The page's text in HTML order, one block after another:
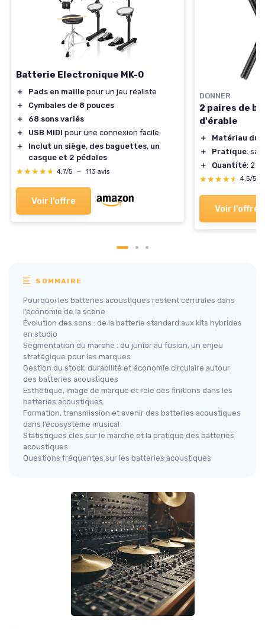
Batterie Electronique MK-0
＋ Pads en maille pour un jeu réaliste
＋
Cymbales de 8 pouces
＋
68 sons variés
＋
USB MIDI pour une connexion facile
＋
Inclut un siège, des baguettes, un
casque et 2 pédales
★★★★★
★★★★★ 4,7/5 — 113 avis
Voir l'offre
DONNER
2 paires de
d'érable
＋
Matériau
＋
Pratique:
＋
Quantité: 2
★★★★★
★★★★★ 4,5/5
Voir l'offre
SOMMAIRE
Pourquoi les batteries acoustiques restent centrales dans
l’économie de la scène
Évolution des sons : de la batterie standard aux kits hybrides
en studio
Segmentation du marché : du junior au fusion, un enjeu
stratégique pour les marques
Gestion du stock, durabilité et économie circulaire autour
des batteries acoustiques
Esthétique, image de marque et rôle des finitions dans les
batteries acoustiques
Formation, transmission et avenir des batteries acoustiques
dans l’écosystème musical
Statistiques clés sur le marché et la pratique des batteries
acoustiques
Questions fréquentes sur les batteries acoustiques